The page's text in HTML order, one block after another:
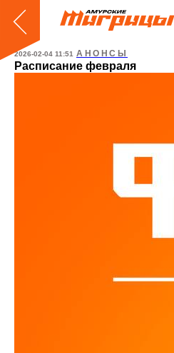
2026-02-04 11:51 АНОНСЫ
Расписание февраля